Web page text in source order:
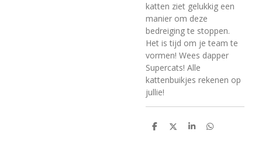
katten ziet gelukkig een
manier om deze
bedreiging te stoppen.
Het is tijd om je team te
vormen! Wees dapper
Supercats! Alle
kattenbuikjes rekenen op
jullie!
D
D
S
D